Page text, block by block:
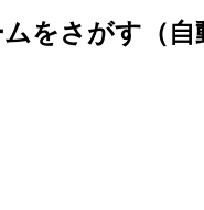
をさがす（自